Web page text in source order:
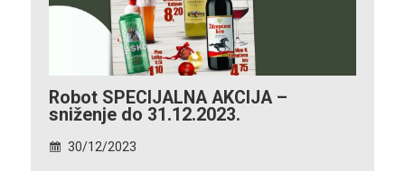
Robot SPECIJALNA AKCIJA –
sniženje do 31.12.2023.
30/12/2023